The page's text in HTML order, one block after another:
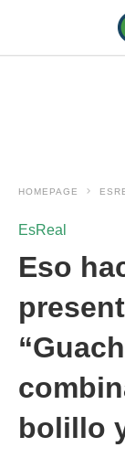
HOMEPAGE
EsReal
Eso
bolillo